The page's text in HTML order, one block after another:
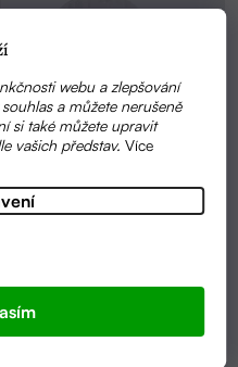
webu a zlepšování
a můžete nerušeně
si také můžete upravit
vašich představ.Více
RTY 5ML | NATURINKA